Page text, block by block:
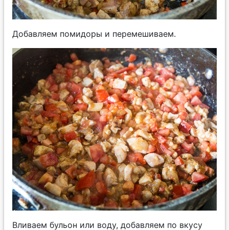
Добавляем помидоры и перемешиваем.
Вливаем бульон или воду, добавляем по вкусу